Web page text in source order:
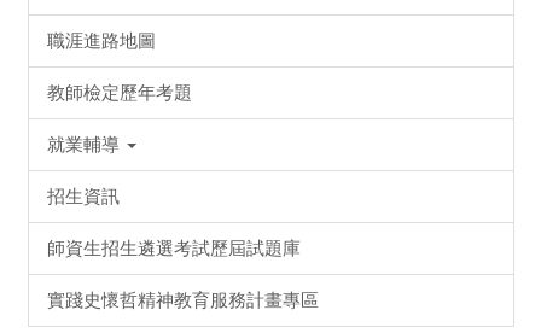
職涯進路地圖
教師檢定歷年考題
就業輔導
招生資訊
師資生招生遴選考試歷屆試題庫
實踐史懷哲精神教育服務計畫專區